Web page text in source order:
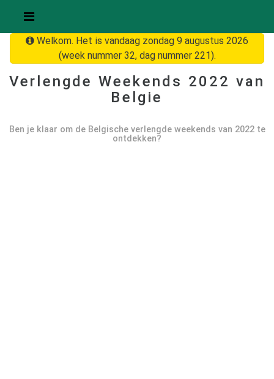
Welkom. Het is vandaag zondag 9 augustus 2026
(week nummer 32, dag nummer 221).
Verlengde Weekends 2022 van
Belgie
Ben je klaar om de Belgische verlengde weekends van 2022te
ontdekken?